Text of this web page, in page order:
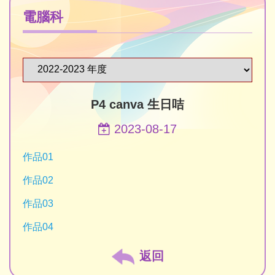
電腦科
P4 canva 生日咭
2023-08-17
作品01
作品02
作品03
作品04
返回